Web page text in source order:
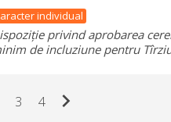
individual
privind aprobarea
de incluziune pentru
3 4 chevron_right